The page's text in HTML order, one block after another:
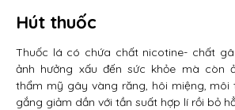
Hút thuốc
Thuốc lá có chứa chất nicotine- chất
ảnh hưởng xấu đến sức khỏe mà còn
thẩm mỹ gây vàng răng, hôi miệng, môi
gắng giảm dần với tần suất hợp lí rồi bỏ